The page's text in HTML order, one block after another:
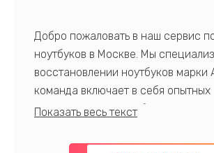
Добро пожаловать в наш сервис
ноутбуков в Москве. Мы
восстановлении ноутбуков марки
команда включает в себя опытных
профессионалов с обширными
предлагаем быстрый и